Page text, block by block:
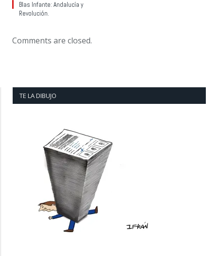
Blas Infante: Andalucía y
Revolución.
Comments are closed.
TE LA DIBUJO